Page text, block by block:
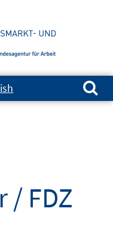
Suchen nach:
/ FDZ